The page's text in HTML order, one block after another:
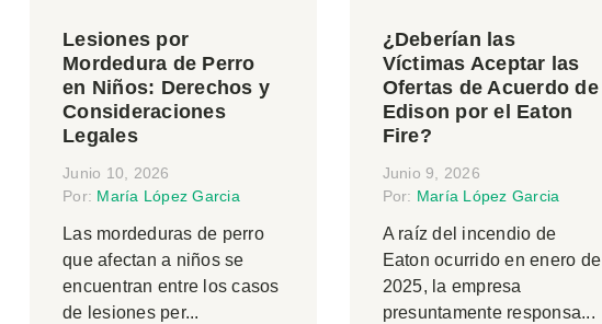
Lesiones por
Mordedura de Perro
en Niños: Derechos y
Consideraciones
Legales
Junio 10, 2026
Por: María López Garcia
Las mordeduras de perro
que afectan a niños se
encuentran entre los casos
de lesiones per...
¿Deberían las
Víctimas Aceptar las
Ofertas de Acuerdo de
Edison por el Eaton
Fire?
Junio 9, 2026
Por: María López Garcia
A raíz del incendio de
Eaton ocurrido en enero de
2025, la empresa
presuntamente responsa...